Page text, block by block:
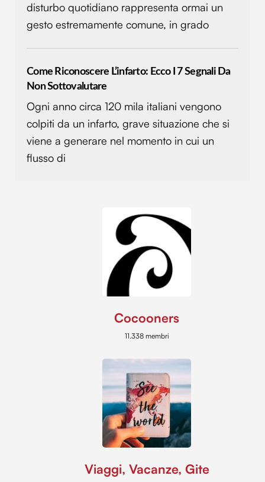
disturbo quotidiano rappresenta ormai un
gesto estremamente comune, in grado
Come Riconoscere L’infarto: Ecco I 7 Segnali Da
Non Sottovalutare
Ogni anno circa 120 mila italiani vengono
colpiti da un infarto, grave situazione che si
viene a generare nel momento in cui un
flusso di
Cocooners
11.338 membri
Viaggi, Vacanze, Gite